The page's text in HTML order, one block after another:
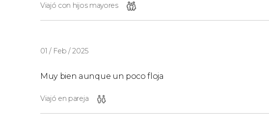
Viajó con hijos mayores
01 / Feb / 2025
Muy bien aunque un poco floja
Viajó en pareja